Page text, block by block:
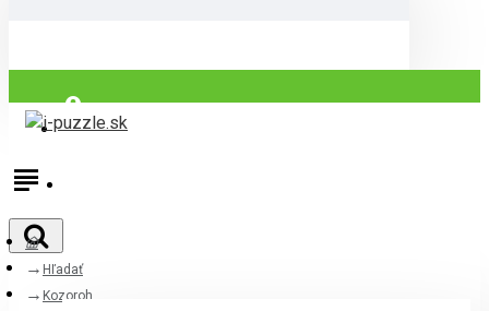
Prihlásiť
Všetky
Hľadať
Kozoroh